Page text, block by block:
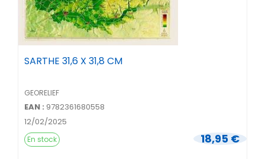
SARTHE 31,6 X 31,8 CM
GEORELIEF
EAN : 9782361680558
12/02/2025
18,95 €
En stock